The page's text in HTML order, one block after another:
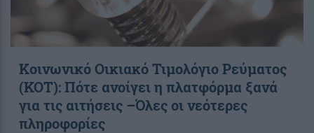
Κοινωνικό Οικιακό Τιμολόγιο Ρεύματος
(ΚΟΤ): Πότε ανοίγει η πλατφόρμα ξανά
για τις αιτήσεις –Όλες οι νεότερες
πληροφορίες